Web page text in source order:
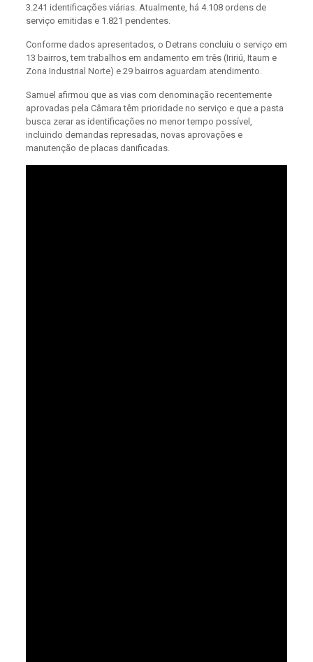
3.241 identificações viárias. Atualmente, há 4.108 ordens de
serviço emitidas e 1.821 pendentes.
Conforme dados apresentados, o Detrans concluiu o serviço em
13 bairros, tem trabalhos em andamento em três (Iririú, Itaum e
Zona Industrial Norte) e 29 bairros aguardam atendimento.
Samuel afirmou que as vias com denominação recentemente
aprovadas pela Câmara têm prioridade no serviço e que a pasta
busca zerar as identificações no menor tempo possível,
incluindo demandas represadas, novas aprovações e
manutenção de placas danificadas.